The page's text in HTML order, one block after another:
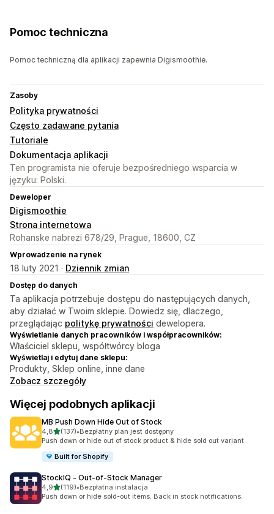
Pomoc techniczna
Pomoc techniczną dla aplikacji zapewnia Digismoothie.
Zasoby
Polityka prywatności
Często zadawane pytania
Tutoriale
Dokumentacja aplikacji
Ten programista nie oferuje bezpośredniego wsparcia w
języku: Polski.
Deweloper
Digismoothie
Strona internetowa
Rohanske nabrezi 678/29, Prague, 18600, CZ
Wprowadzenie na rynek
18 luty 2021 · Dziennik zmian
Dostęp do danych
Ta aplikacja potrzebuje dostępu do następujących danych,
aby działać w Twoim sklepie. Dowiedz się, dlaczego,
przeglądając politykę prywatności dewelopera.
Wyświetlanie danych pracowników i współpracowników:
Właściciel sklepu, współtwórcy bloga
Wyświetlaj i edytuj dane sklepu:
Produkty, Sklep online, inne dane
Zobacz szczegóły
Więcej podobnych aplikacji
MB Push Down Hide Out of Stock
4,8na 5 gwiazdek
(137)
Łączna liczba recenzji: 137
•Bezpłatny plan jest dostępny
Push down or hide out of stock product & hide sold out variant
Built for Shopify
StockIQ ‑ Out‑of‑Stock Manager
4,9na 5 gwiazdek
(119)
Łączna liczba recenzji: 119
•Bezpłatna instalacja
Push down or hide sold-out items. Back in stock notifications.